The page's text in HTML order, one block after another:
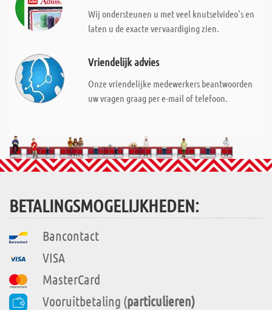
Wij ondersteunen u met veel knutselvideo's en
laten u de exacte vervaardiging zien.
Vriendelijk advies
Onze vriendelijke medewerkers beantwoorden
uw vragen graag per e-mail of telefoon.
BETALINGSMOGELIJKHEDEN:
Bancontact
VISA
MasterCard
Vooruitbetaling (particulieren)